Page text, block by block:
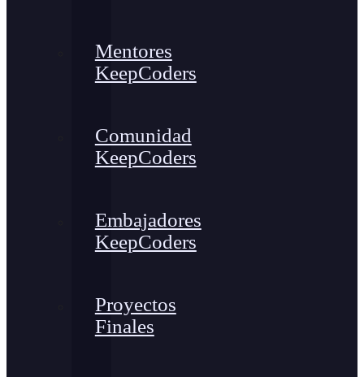
Mentores
KeepCoders
Comunidad
KeepCoders
Embajadores
KeepCoders
Proyectos
Finales